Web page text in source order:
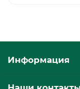
Информация